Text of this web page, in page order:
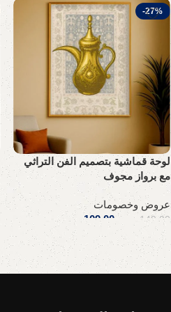
-27%
لوحة قماشية بتصميم الفن التراثي
مع برواز مجوف
عروض وخصومات
149,00 ر.س 109,00 ر.س
إضافة إلى السلة